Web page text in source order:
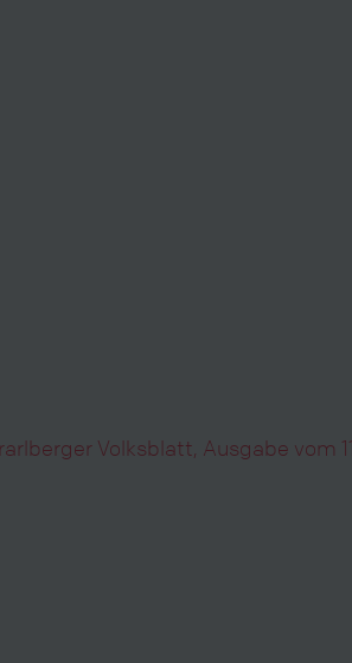
Volksblatt, Ausgabe vom